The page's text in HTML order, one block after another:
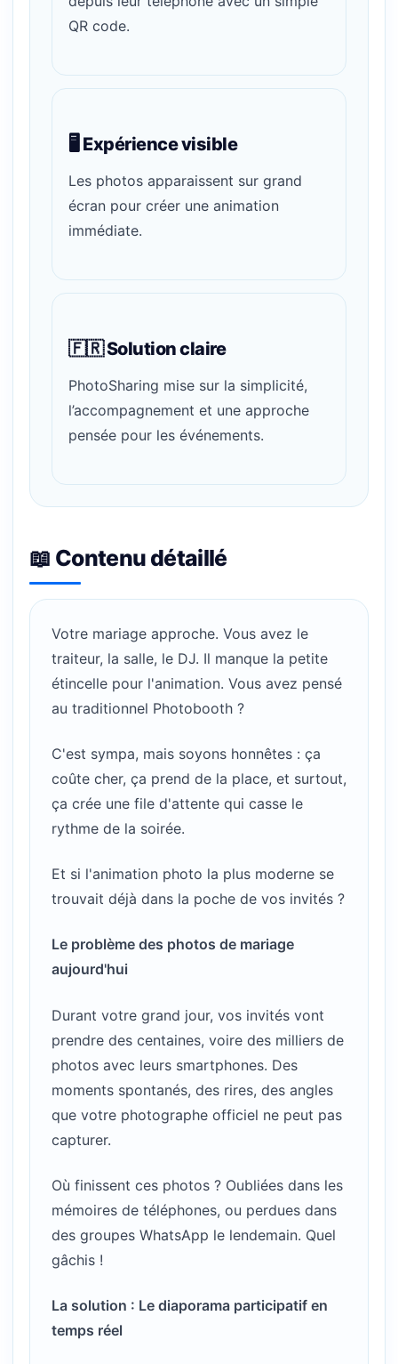
QR code.
🖥️ Expérience visible
Les photos apparaissent sur grand
écran pour créer une animation
immédiate.
🇫🇷 Solution claire
PhotoSharing mise sur la simplicité,
l’accompagnement et une approche
pensée pour les événements.
📖 Contenu détaillé
Votre mariage approche. Vous avez le
traiteur, la salle, le DJ. Il manque la petite
étincelle pour l'animation. Vous avez pensé
au traditionnel Photobooth ?
C'est sympa, mais soyons honnêtes : ça
coûte cher, ça prend de la place, et surtout,
ça crée une file d'attente qui casse le
rythme de la soirée.
Et si l'animation photo la plus moderne se
trouvait déjà dans la poche de vos invités ?
Le problème des photos de mariage
aujourd'hui
Durant votre grand jour, vos invités vont
prendre des centaines, voire des milliers de
photos avec leurs smartphones. Des
moments spontanés, des rires, des angles
que votre photographe officiel ne peut pas
capturer.
Où finissent ces photos ? Oubliées dans les
mémoires de téléphones, ou perdues dans
des groupes WhatsApp le lendemain. Quel
gâchis !
La solution : Le diaporama participatif en
temps réel